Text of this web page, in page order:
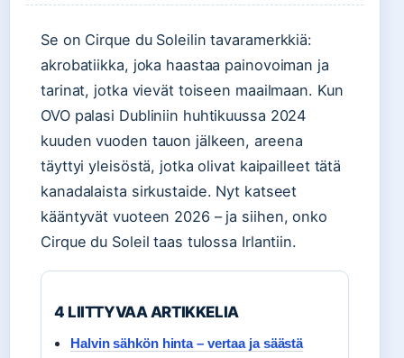
Se on Cirque du Soleilin tavaramerkkiä:
akrobatiikka, joka haastaa painovoiman ja
tarinat, jotka vievät toiseen maailmaan. Kun
OVO palasi Dubliniin huhtikuussa 2024
kuuden vuoden tauon jälkeen, areena
täyttyi yleisöstä, jotka olivat kaipailleet tätä
kanadalaista sirkustaide. Nyt katseet
kääntyvät vuoteen 2026 – ja siihen, onko
Cirque du Soleil taas tulossa Irlantiin.
4 LIITTYVAA ARTIKKELIA
Halvin sähkön hinta – vertaa ja säästä